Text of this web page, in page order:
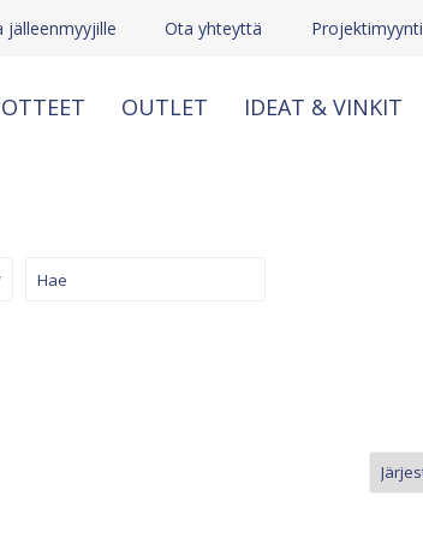
jälleenmyyjille Ota yhteyttä Projektimyynti
OUTLET IDEAT & VINKIT